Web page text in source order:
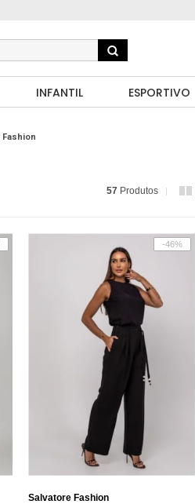
INFANTIL ESPORTIVO
Fashion
57 Produtos
-46%
Salvatore Fashion